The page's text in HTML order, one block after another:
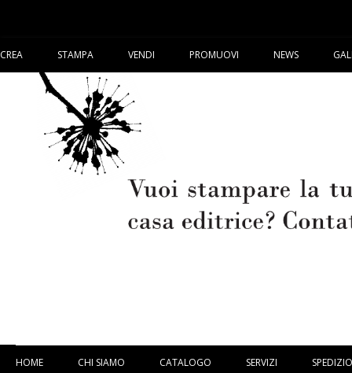
CREA STAMPA VENDI PROMUOVI NEWS
HOME CHI SIAMO CATALOGO SERVIZI